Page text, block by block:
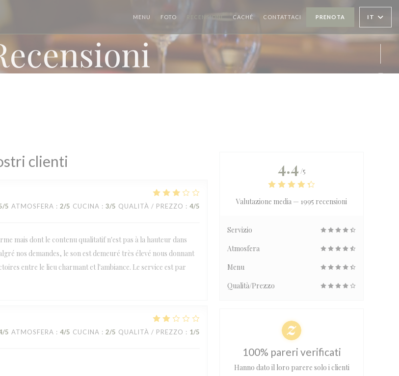
MENU FOTO RECENSIONI CACHÉ ((APRE UNA NUOVA FINESTRA))
CONTATTACI PRENOTA IT
clienti
/5 ATMOSFERA : 2/5 CUCINA : 3/5 QUALITÀ / PREZZO : 4/5
mais dont le contenu qualitatif n'est pas à la hauteur dans
nos demandes, le son est demeuré très élevé nous donnant
entre le lieu charmant et l'ambiance. Le service est par
/5 ATMOSFERA : 4/5 CUCINA : 2/5 QUALITÀ / PREZZO : 1/5
4.4 /5
Valutazione media — 1995 recensioni
Servizio
Atmosfera
Menu
Qualità/Prezzo
100% pareri verificati
Hanno dato il loro parere solo i clienti